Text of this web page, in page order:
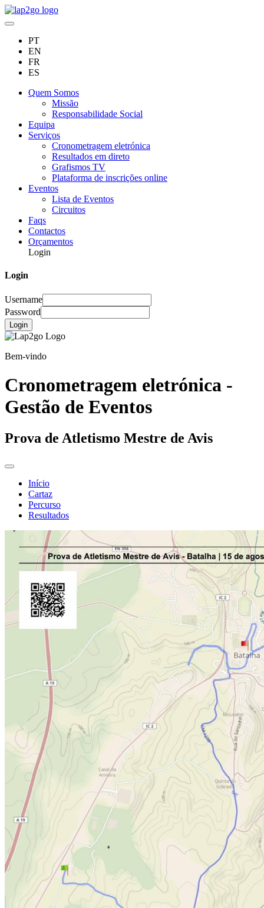
PT
EN
FR
ES
Quem Somos
Missão
Responsabilidade Social
Equipa
Serviços
Cronometragem eletrónica
Resultados em direto
Grafismos TV
Plataforma de inscrições online
Eventos
Lista de Eventos
Circuitos
Faqs
Contactos
Orçamentos
Login
Login
Username
Password
Login
Bem-vindo
Cronometragem eletrónica -
Gestão de Eventos
Prova de Atletismo Mestre de Avis
Início
Cartaz
Percurso
Resultados